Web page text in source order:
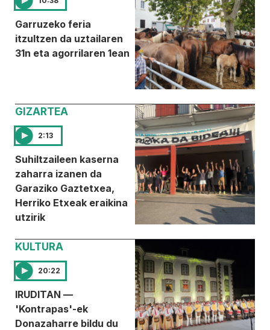
Garruzeko feria
itzultzen da uztailaren
31n eta agorrilaren 1ean
GIZARTEA
2:13
Suhiltzaileen kaserna
zaharra izanen da
Garaziko Gaztetxea,
Herriko Etxeak eraikina
utzirik
KULTURA
20:22
IRUDITAN —
'Kontrapas'-ek
Donazaharre bildu du